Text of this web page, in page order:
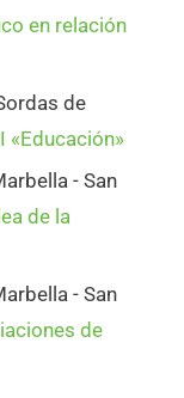
en relación
de
«Educación»
- San
de la
- San
de